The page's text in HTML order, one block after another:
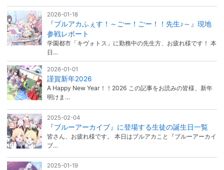
2026-01-18
『ブルアカふぇす！～ごー！ごー！！先生♪～』現地
参戦レポート
学園都市「キヴォトス」に勤務中の先生方、お疲れ様です！ 本
日…
2026-01-01
謹賀新年2026
A Happy New Year！！2026 この記事をお読みの皆様、新年
明けま…
2025-02-04
『ブルーアーカイブ』に登場する生徒の誕生日一覧
皆さん、お疲れ様です。 本日はブルアカこと『ブルーアーカイ
ブ…
2025-01-19